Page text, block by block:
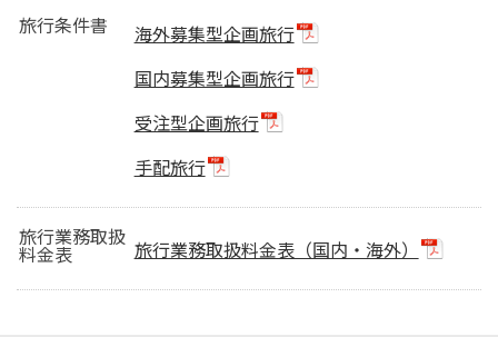
旅行条件書
海外募集型企画旅行
国内募集型企画旅行
受注型企画旅行
手配旅行
旅行業務取扱
料金表 旅行業務取扱料金表（国内・海外）